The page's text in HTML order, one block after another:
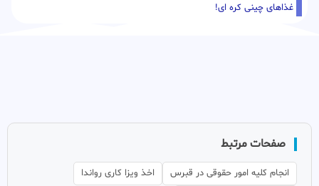
غذاهای چینی کره ای!
صفحات مرتبط
انجام کلیه امور حقوقی در قبرس
اخذ ویزا کاری رواندا